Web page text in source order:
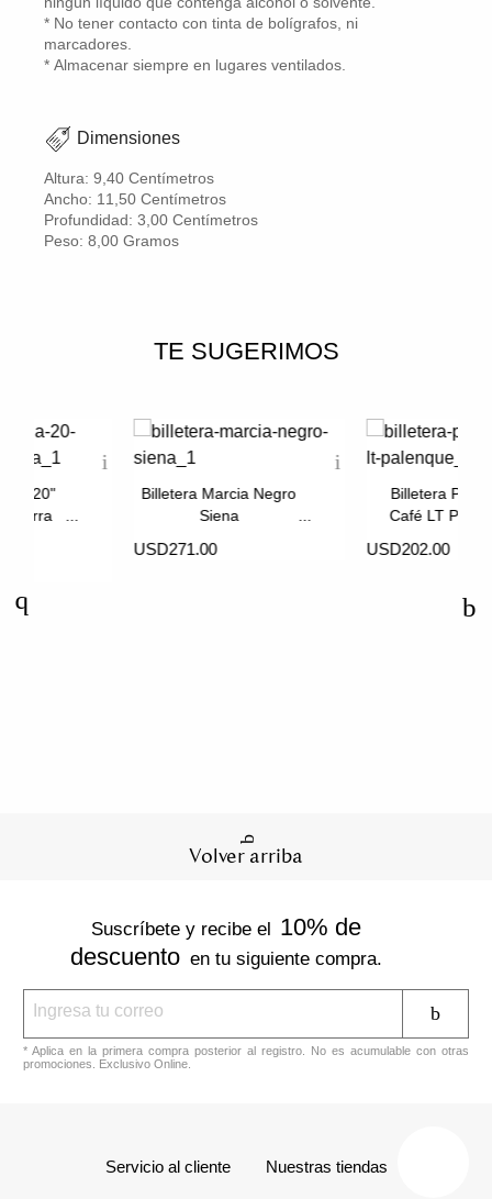
* No tener contacto con tinta de bolígrafos, ni
marcadores.
* Almacenar siempre en lugares ventilados.
Dimensiones
Altura: 9,40 Centímetros
Ancho: 11,50 Centímetros
Profundidad: 3,00 Centímetros
Peso: 8,00 Gramos
TE SUGERIMOS
20"
Sierra
Billetera Marcia Negro
Siena
USD271.00
Billetera
Café LT
USD202.00
Volver arriba
Suscríbete y recibe el 10% de
descuento en tu siguiente compra.
* Aplica en la primera compra posterior al registro. No es acumulable con otras
promociones. Exclusivo Online.
Servicio al cliente Nuestras tiendas